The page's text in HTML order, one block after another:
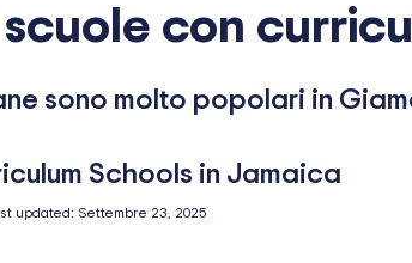
scuole con
sono molto popolari in
updated: Settembre 23, 2025